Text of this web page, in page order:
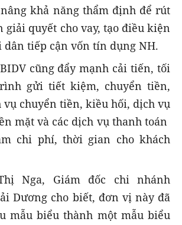
khả năng thẩm định để rút
giải quyết cho vay, tạo điều kiện
dân tiếp cận vốn tín dụng NH.
cũng đẩy mạnh cải tiến, tối
gửi tiết kiệm, chuyển tiền,
chuyển tiền, kiều hối, dịch vụ
mặt và các dịch vụ thanh toán
chi phí, thời gian cho khách
Nga, Giám đốc chi nhánh
Dương cho biết, đơn vị này đã
mẫu biểu thành một mẫu biểu